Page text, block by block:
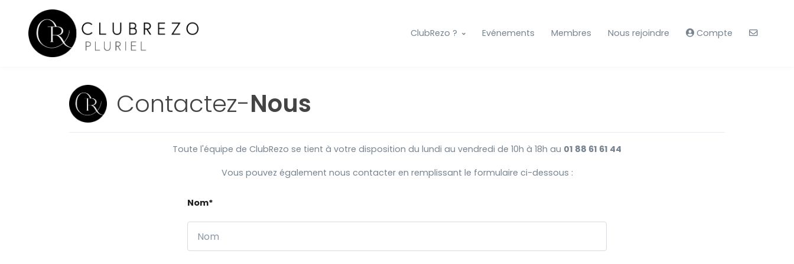
ClubRezo ? Evénements Membres Nous rejoindre Compte
Contactez-Nous
Toute l'équipe de ClubRezo se tient à votre disposition du lundi au vendredi de 10h à 18h au 01 88 61 61 44
Vous pouvez également nous contacter en remplissant le formulaire ci-dessous :
Nom*